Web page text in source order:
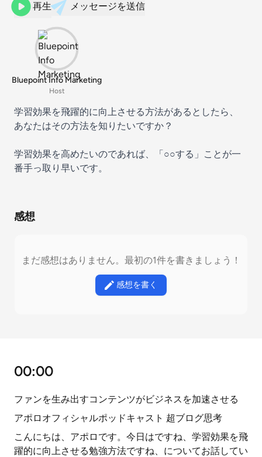
再生 メッセージを送信
Bluepoint Info Marketing
Host
学習効果を飛躍的に向上させる方法があるとしたら、
あなたはその方法を知りたいですか？
学習効果を高めたいのであれば、「○○する」ことが一
番手っ取り早いです。
感想
まだ感想はありません。最初の1件を書きましょう！
感想を書く
00:00
ファンを生み出すコンテンツがビジネスを加速させる
アポロオフィシャルポッドキャスト 超ブログ思考
こんにちは、アポロです。今日はですね、学習効果を飛
躍的に向上させる勉強方法ですね、についてお話してい